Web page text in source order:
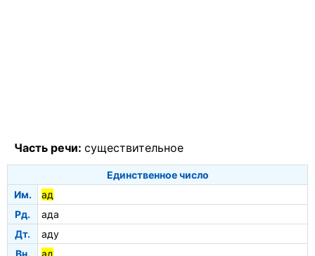
Часть речи: существительное
Единственное число
Им.
ад
Рд.
ада
Дт.
аду
Вн.
ад